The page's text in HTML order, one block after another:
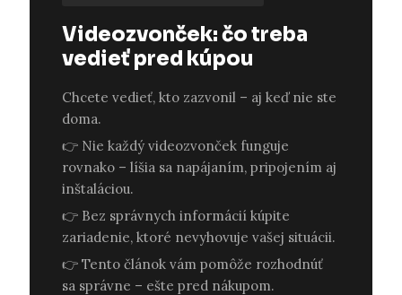
Videozvonček: čo treba
vedieť pred kúpou
Chcete vedieť, kto zazvonil – aj keď nie ste
doma.
👉 Nie každý videozvonček funguje
rovnako – líšia sa napájaním, pripojením aj
inštaláciou.
👉 Bez správnych informácií kúpite
zariadenie, ktoré nevyhovuje vašej situácii.
👉 Tento článok vám pomôže rozhodnúť
sa správne – ešte pred nákupom.